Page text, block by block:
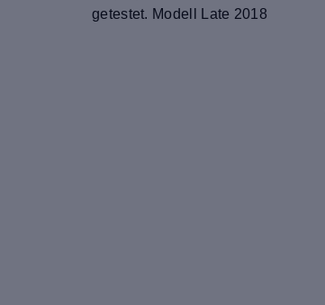
getestet. Modell Late 2018